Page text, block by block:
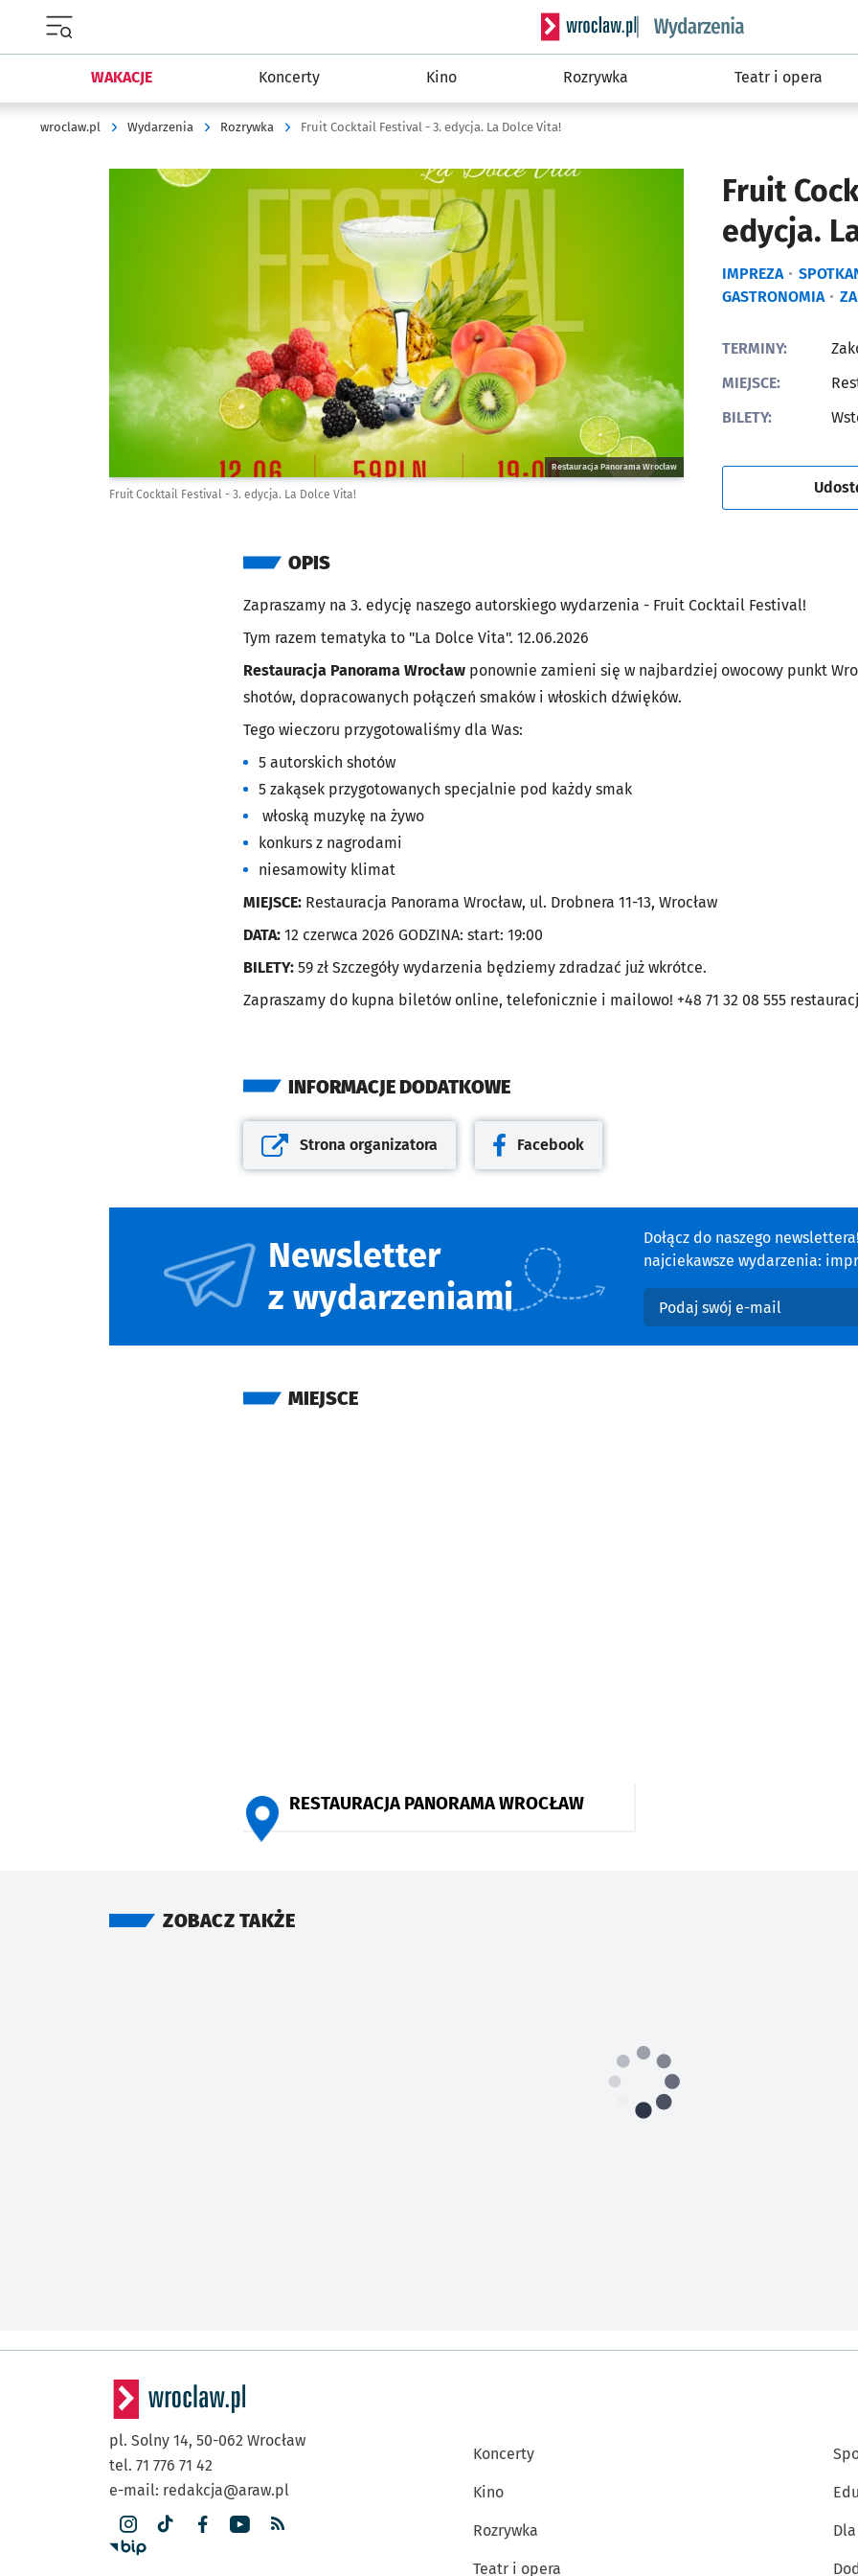
Serwis informacyjny wroclaw.pl podserwis:
WAKACJE Koncerty Kino Rozrywka Teatr i opera
wroclaw.pl Wydarzenia Rozrywka Fruit Cocktail Festival - 3. edycja. La Dolce Vita!
Fruit
edycja.
IMPREZA
GASTRONOMIA
Kliknij, aby powiększyć
Restauracja Panorama Wrocław
Fruit Cocktail Festival - 3. edycja. La Dolce Vita!
TERMINY:
MIEJSCE:
BILETY:
OPIS
Zapraszamy na 3. edycję naszego autorskiego wydarzenia - Fruit Cocktail Festival!
Tym razem tematyka to "La Dolce Vita". 12.06.2026
Restauracja Panorama Wrocław ponownie zamieni się w najbardziej owocowy punkt
shotów, dopracowanych połączeń smaków i włoskich dźwięków.
Tego wieczoru przygotowaliśmy dla Was:
5 autorskich shotów
5 zakąsek przygotowanych specjalnie pod każdy smak
włoską muzykę na żywo
konkurs z nagrodami
niesamowity klimat
MIEJSCE: Restauracja Panorama Wrocław, ul. Drobnera 11-13, Wrocław
DATA: 12 czerwca 2026 GODZINA: start: 19:00
BILETY: 59 zł Szczegóły wydarzenia będziemy zdradzać już wkrótce.
Zapraszamy do kupna biletów online, telefonicznie i mailowo! +48 71 32 08 555
INFORMACJE DODATKOWE
Otwiera się w nowej karcie
Strona organizatora
Otwiera się w nowej karcie
Facebook
Newsletter
z wydarzeniami
Dołącz do naszego
najciekawsze wydarzenia:
Podaj swój e-mail
MIEJSCE
RESTAURACJA PANORAMA WROCŁAW
ZOBACZ TAKŻE
pl. Solny 14, 50-062 Wrocław
tel. 71 776 71 42
e-mail: redakcja@araw.pl
Koncerty
Kino
Rozrywka
Teatr i opera